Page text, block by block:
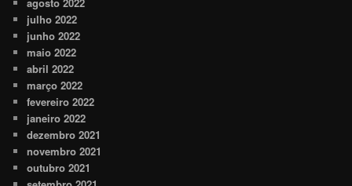
julho 2022
junho 2022
maio 2022
abril 2022
março 2022
fevereiro 2022
janeiro 2022
dezembro 2021
novembro 2021
outubro 2021